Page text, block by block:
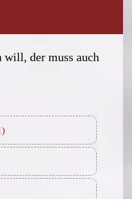
will, der muss auch